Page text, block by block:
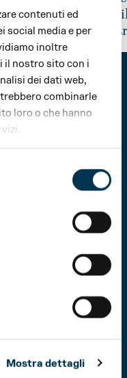
contenuti ed
social media e per
inoltre
il nostro sito con i
dei dati web,
combinarle
loro o che hanno
Mostra dettagli
I
N
F
O
alzi